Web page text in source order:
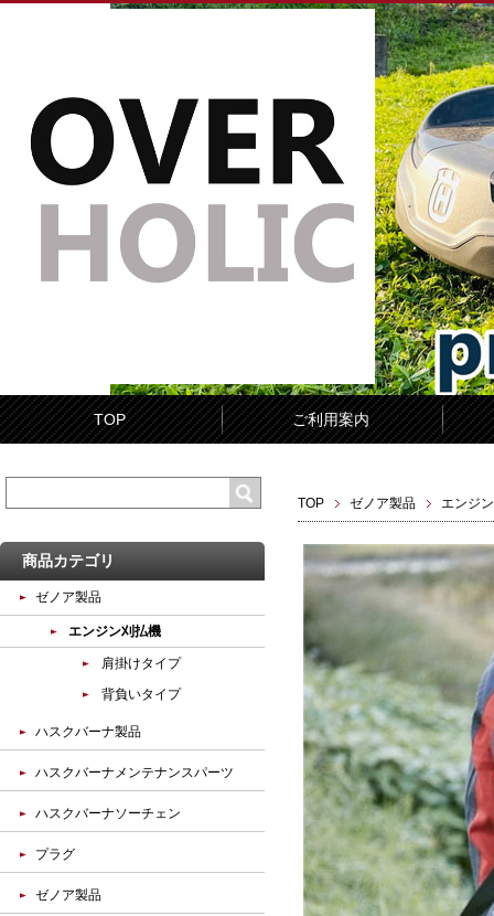
TOP ご利用案内
TOP ゼノア製品 エンジ
商品カテゴリ
ゼノア製品
エンジン刈払機
肩掛けタイプ
背負いタイプ
ハスクバーナ製品
ハスクバーナメンテナンスパーツ
ハスクバーナソーチェン
プラグ
ゼノア製品